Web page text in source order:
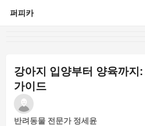
퍼피카
강아지 입양부터 양육까지
가이드
반려동물 전문가 정세윤